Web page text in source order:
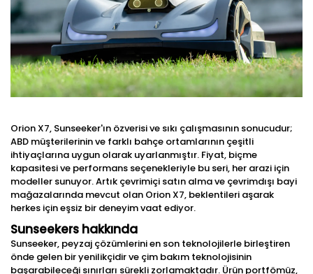
Orion X7, Sunseeker'ın özverisi ve sıkı çalışmasının sonucudur;
ABD müşterilerinin ve farklı bahçe ortamlarının çeşitli
ihtiyaçlarına uygun olarak uyarlanmıştır. Fiyat, biçme
kapasitesi ve performans seçenekleriyle bu seri, her arazi için
modeller sunuyor. Artık çevrimiçi satın alma ve çevrimdışı bayi
mağazalarında mevcut olan Orion X7, beklentileri aşarak
herkes için eşsiz bir deneyim vaat ediyor.
Sunseekers hakkında
Sunseeker, peyzaj çözümlerini en son teknolojilerle birleştiren
önde gelen bir yenilikçidir ve çim bakım teknolojisinin
başarabileceği sınırları sürekli zorlamaktadır. Ürün portfömüz,